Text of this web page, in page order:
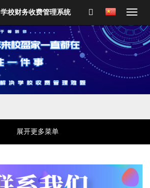
学校财务收费管理系统
展开更多菜单